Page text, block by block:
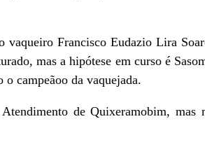
Francisco Eudazio Lira
mas a hipótese em curso é
campeãoo da vaquejada.
de Quixeramobim, mas